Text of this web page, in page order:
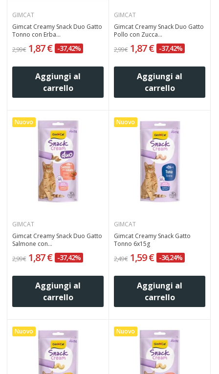
GIMCAT
Gimcat Creamy Snack Duo Gatto
Tonno con Erba...
2,99 € 1,87 € -37,42%
Aggiungi al
carrello
GIMCAT
Gimcat Creamy Snack Duo Gatto
Pollo con Zucca...
2,99 € 1,87 € -37,42%
Aggiungi al
carrello
Nuovo
GIMCAT
Gimcat Creamy Snack Duo Gatto
Salmone con...
2,99 € 1,87 € -37,42%
Aggiungi al
carrello
Nuovo
GIMCAT
Gimcat Creamy Snack Gatto
Tonno 6x15g
2,49 € 1,59 € -36,24%
Aggiungi al
carrello
Nuovo Nuovo